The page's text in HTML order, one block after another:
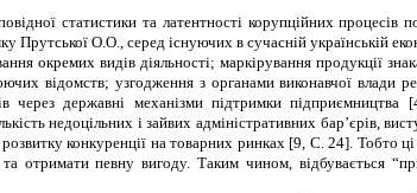
статистики та латентності корупційних
Прутської О.О., серед існуючих в сучасній українській
окремих видів діяльності; маркірування продукції
відомств; узгодження з органами виконавчої влади
через державні механізми підтримки
недоцільних і зайвих адміністративних бар’єрів,
розвитку конкуренції на товарних ринках [9, С. 24].
отримати певну вигоду. Таким чином, відбувається“